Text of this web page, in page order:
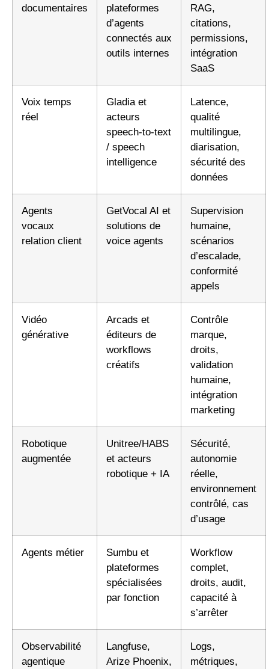
documentaires
plateformes
d’agents
connectés aux
outils internes
RAG,
citations,
permissions,
intégration
SaaS
Voix temps
réel
Gladia et
acteurs
speech-to-text
/ speech
intelligence
Latence,
qualité
multilingue,
diarisation,
sécurité des
données
Agents
vocaux
relation client
GetVocal AI et
solutions de
voice agents
Supervision
humaine,
scénarios
d’escalade,
conformité
appels
Vidéo
générative
Arcads et
éditeurs de
workflows
créatifs
Contrôle
marque,
droits,
validation
humaine,
intégration
marketing
Robotique
augmentée
Unitree/HABS
et acteurs
robotique + IA
Sécurité,
autonomie
réelle,
environnement
contrôlé, cas
d’usage
Agents métier
Sumbu et
plateformes
spécialisées
par fonction
Workflow
complet,
droits, audit,
capacité à
s’arrêter
Observabilité
agentique
Langfuse,
Arize Phoenix,
Logs,
métriques,